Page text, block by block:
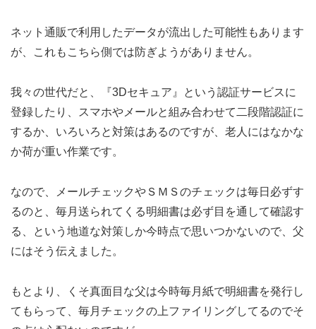
ネット通販で利用したデータが流出した可能性もあります
が、これもこちら側では防ぎようがありません。
我々の世代だと、『3Dセキュア』という認証サービスに
登録したり、スマホやメールと組み合わせて二段階認証に
するか、いろいろと対策はあるのですが、老人にはなかな
か荷が重い作業です。
なので、メールチェックやＳＭＳのチェックは毎日必ずす
るのと、毎月送られてくる明細書は必ず目を通して確認す
る、という地道な対策しか今時点で思いつかないので、父
にはそう伝えました。
もとより、くそ真面目な父は今時毎月紙で明細書を発行し
てもらって、毎月チェックの上ファイリングしてるのでそ